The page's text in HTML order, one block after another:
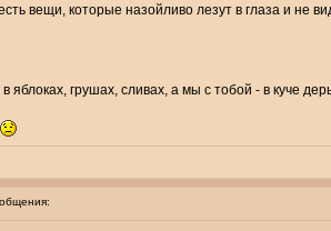
вещи, которые назойливо лезут в глаза и не
яблоках, грушах, сливах, а мы с тобой - в куче